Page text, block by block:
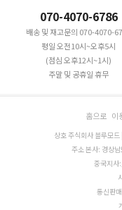
070-4070-6786
배송 및 재고문의 070-4070-
평일 오전10시~오후5시
(점심 오후12시~1시)
주말 및 공휴일 휴무
홈으로 이
상호 주식회사 블루모
주소 본사: 경상
중국지
통신판